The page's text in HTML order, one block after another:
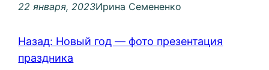
22 января, 2023Ирина Семененко
Назад: Новый год — фото презентация
праздника